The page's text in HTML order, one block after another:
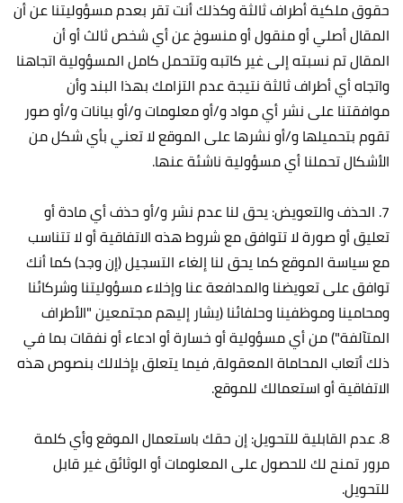
حقوق ملكية أطراف ثالثة وكذلك أنت تقر بعدم مسؤوليتنا عن أن
المقال أصلي أو منقول أو منسوخ عن أي شخص ثالث أو أن
المقال تم نسبته إلى غير كاتبه وتتحمل كامل المسؤولية اتجاهنا
واتجاه أي أطراف ثالثة نتيجة عدم التزامك بهذا البند وأن
موافقتنا على نشر أي مواد و/أو معلومات و/أو بيانات و/أو صور
تقوم بتحميلها و/أو نشرها على الموقع لا تعني بأي شكل من
الأشكال تحملنا أي مسؤولية ناشئة عنها.
7. الحذف والتعويض: يحق لنا عدم نشر و/أو حذف أي مادة أو
تعليق أو صورة لا تتوافق مع شروط هذه الاتفاقية أو لا تتناسب
مع سياسة الموقع كما يحق لنا إلغاء التسجيل (إن وجد) كما أنك
توافق على تعويضنا والمدافعة عنا وإخلاء مسؤوليتنا وشركائنا
ومحامينا وموظفينا وحلفائنا (يشار إليهم مجتمعين "الأطراف
المتآلفة") من أي مسؤولية أو خسارة أو ادعاء أو نفقات بما في
ذلك أتعاب المحاماة المعقولة، فيما يتعلق بإخلالك بنصوص هذه
الاتفاقية أو استعمالك للموقع.
8. عدم القابلية للتحويل: إن حقك باستعمال الموقع وأي كلمة
مرور تمنح لك للحصول على المعلومات أو الوثائق غير قابل
للتحويل.